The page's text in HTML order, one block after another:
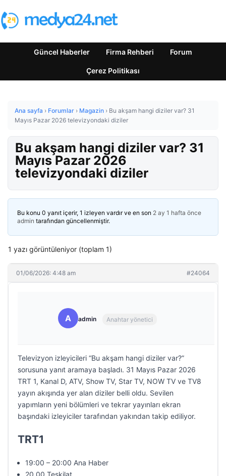
Güncel Haberler Firma Rehberi Forum
Çerez Politikası
Ana sayfa › Forumlar › Magazin › Bu akşam hangi diziler var? 31
Mayıs Pazar 2026 televizyondaki diziler
Bu akşam hangi diziler var? 31
Mayıs Pazar 2026
televizyondaki diziler
Bu konu 0 yanıt içerir, 1 izleyen vardır ve en son 2 ay 1 hafta önce
admin tarafından güncellenmiştir.
1 yazı görüntüleniyor (toplam 1)
01/06/2026: 4:48 am #24064
A admin Anahtar yönetici
Televizyon izleyicileri “Bu akşam hangi diziler var?”
sorusuna yanıt aramaya başladı. 31 Mayıs Pazar 2026
TRT 1, Kanal D, ATV, Show TV, Star TV, NOW TV ve TV8
yayın akışında yer alan diziler belli oldu. Sevilen
yapımların yeni bölümleri ve tekrar yayınları ekran
başındaki izleyiciler tarafından yakından takip ediliyor.
TRT1
19:00 – 20:00 Ana Haber
20.00 Teşkilat